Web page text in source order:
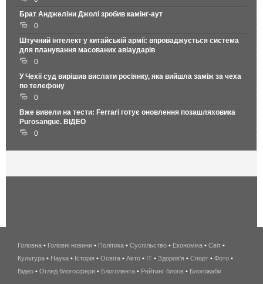
Брат Анджеліни Джолі зробив камінг-аут
0
Штучний інтелект у китайській армії: впроваджується система
для планування масованих авіаударів
0
У Чехії суд вирішив вислати росіянку, яка вийшла заміж за чеха
по телефону
0
Вже вивели на тести: Ferrari готує оновлення позашляховика
Purosangue. ВІДЕО
0
беспроводной
интернет
киев
Головна • Головні новини • Політика • Суспільство • Економіка • Світ •
Культура • Наука • Історія • Освіта • Авто • IT • Здоров'я • Спорт • Фото •
Відео • Огляд блогосфери • Блоголента • Рейтинг блогів • Блогожаби